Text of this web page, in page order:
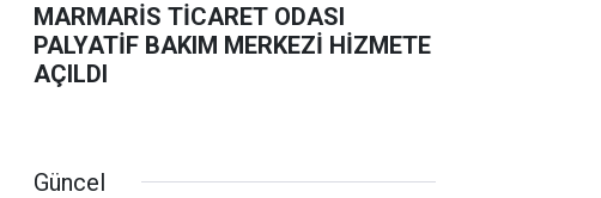
MARMARİS TİCARET ODASI
PALYATİF BAKIM MERKEZİ HİZMETE
AÇILDI
Güncel